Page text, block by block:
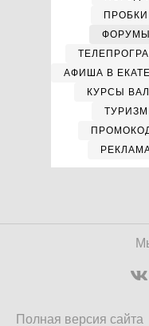
ФОРУМЫ
АФИША В
КУРСЫ
Полная версия сайта